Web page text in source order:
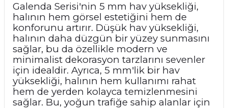
Galenda Serisi'nin 5 mm hav yüksekliği,
halının hem görsel estetiğini hem de
konforunu artırır. Düşük hav yüksekliği,
halının daha düzgün bir yüzey sunmasını
sağlar, bu da özellikle modern ve
minimalist dekorasyon tarzlarını sevenler
için idealdir. Ayrıca, 5 mm'lik bir hav
yüksekliği, halının hem kullanımı rahat
hem de yerden kolayca temizlenmesini
sağlar. Bu, yoğun trafiğe sahip alanlar için